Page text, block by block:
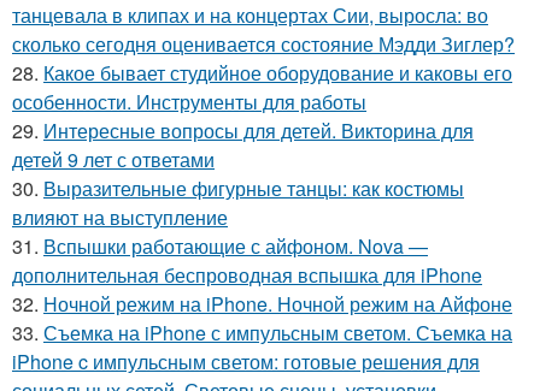
танцевала в клипах и на концертах Сии, выросла: во
сколько сегодня оценивается состояние Мэдди Зиглер?
28. Какое бывает студийное оборудование и каковы его
особенности. Инструменты для работы
29. Интересные вопросы для детей. Викторина для
детей 9 лет с ответами
30. Выразительные фигурные танцы: как костюмы
влияют на выступление
31. Вспышки работающие с айфоном. Nova —
дополнительная беспроводная вспышка для iPhone
32. Ночной режим на iPhone. Ночной режим на Айфоне
33. Съемка на iPhone с импульсным светом. Съемка на
iPhone c импульсным светом: готовые решения для